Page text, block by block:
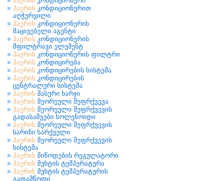
ჰაერის კონდიციონერით
აღჭურვილი
ჰაერის კონდიციონერის
მაცივებელი აგენტი
ჰაერის კონდიციონერის
მფილტრავი ელემენტ
ჰაერის კონდიციონერის ფილტრი
ჰაერის კონდიცირება
ჰაერის კონდიცირების სისტემა
ჰაერის კონდიცირების
ცენტრალური სისტემა
ჰაერის მასური ხარჯი
ჰაერის მეორეული შეფრქვევა
ჰაერის მეორეული შეფრქვევის
გადასაშვები სოლენოიდი
ჰაერის მეორეული შეფრქვევის
სარინი სარქველი
ჰაერის მეორეული შეფრქვევის
სისტემა
ჰაერის მიწოდების რეგულატორი
ჰაერის მუხტის ტემპერატურა
ჰაერის მუხტის ტემპერატურის
გადამწოდი